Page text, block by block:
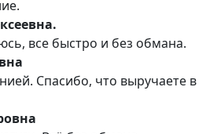
все быстро и без обмана.
Спасибо, что выручаете в